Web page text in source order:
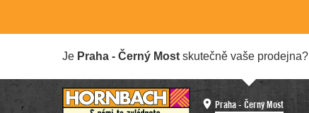
Je Praha - Černý Most skutečně vaše prodejna?
Praha - Černý Most